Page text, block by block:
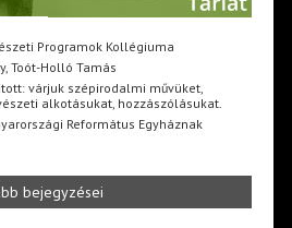
Programok Kollégiuma
Toót-Holló Tamás
várjuk szépirodalmi művüket,
alkotásukat, hozzászólásukat.
Református Egyháznak
bejegyzései